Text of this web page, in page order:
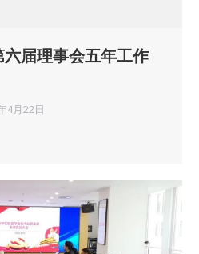
届理事会五年工作
4月22日